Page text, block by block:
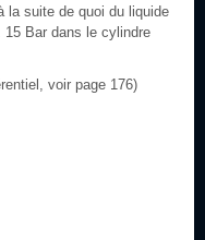
la suite de quoi du liquide
15 Bar dans le cylindre
voir page 176)